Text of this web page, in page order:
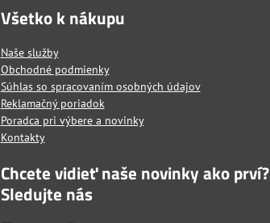
Všetko k nákupu
Naše služby
Obchodné podmienky
Súhlas so spracovaním osobných údajov
Reklamačný poriadok
Poradca pri výbere a novinky
Kontakty
Chcete vidieť naše novinky ako prví?
Sledujte nás